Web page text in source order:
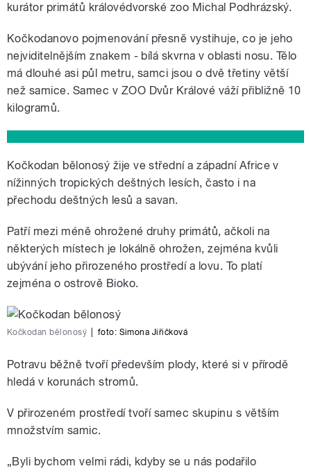
kurátor primátů královédvorské zoo Michal Podhrázský.
Kočkodanovo pojmenování přesně vystihuje, co je jeho
nejviditelnějším znakem - bílá skvrna v oblasti nosu. Tělo
má dlouhé asi půl metru, samci jsou o dvě třetiny větší
než samice. Samec v ZOO Dvůr Králové váží přibližně 10
kilogramů.
Kočkodan bělonosý žije ve střední a západní Africe v
nížinných tropických deštných lesích, často i na
přechodu deštných lesů a savan.
Patří mezi méně ohrožené druhy primátů, ačkoli na
některých místech je lokálně ohrožen, zejména kvůli
ubývání jeho přirozeného prostředí a lovu. To platí
zejména o ostrově Bioko.
Kočkodan bělonosý foto: Simona Jiřičková
Potravu běžně tvoří především plody, které si v přírodě
hledá v korunách stromů.
V přirozeném prostředí tvoří samec skupinu s větším
množstvím samic.
„Byli bychom velmi rádi, kdyby se u nás podařilo